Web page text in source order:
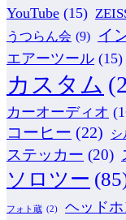
YouTube (15)
うつらん会 (9) イ
エアーツール (15)
カスタム
カーオーディオ
コーヒー (22) シ
ステッカー (20)
ソロツー
フォト蔵 (2) ヘッドホ